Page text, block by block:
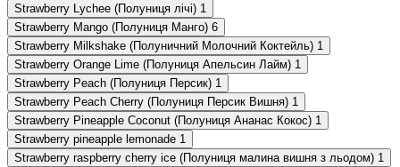
Strawberry Lychee (Полуниця лічі) 1
Strawberry Mango (Полуниця Манго) 6
Strawberry Milkshake (Полуничний Молочний Коктейль) 1
Strawberry Orange Lime (Полуниця Апельсин Лайм) 1
Strawberry Peach (Полуниця Персик) 1
Strawberry Peach Cherry (Полуниця Персик Вишня) 1
Strawberry Pineapple Coconut (Полуниця Ананас Кокос) 1
Strawberry pineapple lemonade 1
Strawberry raspberry cherry ice (Полуниця малина вишня з льодом) 1